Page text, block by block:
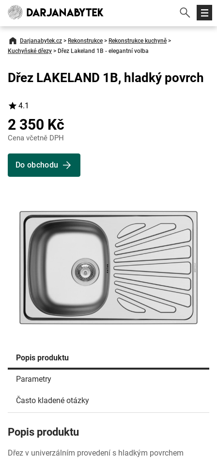
Darjanabytek.cz > Rekonstrukce > Rekonstrukce kuchyně >
Kuchyňské dřezy > Dřez Lakeland 1B - elegantní volba
Popis produktu
Parametry
Často kladené otázky
Popis produktu
Dřez v univerzálním provedení s hladkým povrchem
Dřez LAKELAND 1B, hladký povrch
4.1
2 350 Kč
Cena včetně DPH
Do obchodu